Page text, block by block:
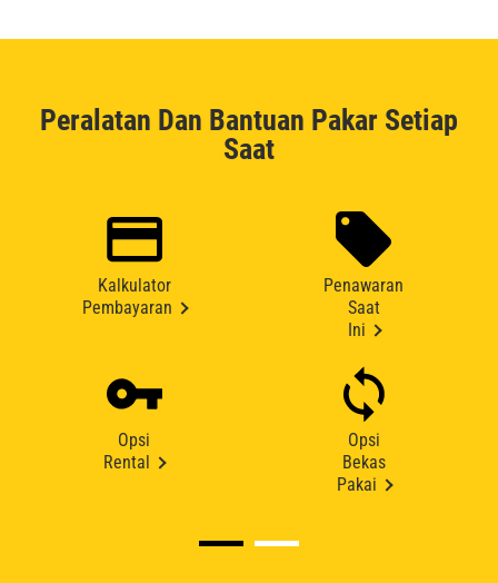
Peralatan Dan Bantuan Pakar Setiap
Saat
Kalkulator
Pembayaran
Penawaran
Saat
Ini
Opsi
Rental
Opsi
Bekas
Pakai